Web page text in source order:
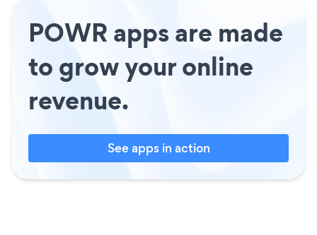
POWR apps are made
to grow your online
revenue.
See apps in action